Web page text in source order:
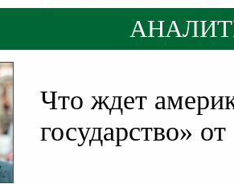
Что ждет
государство»